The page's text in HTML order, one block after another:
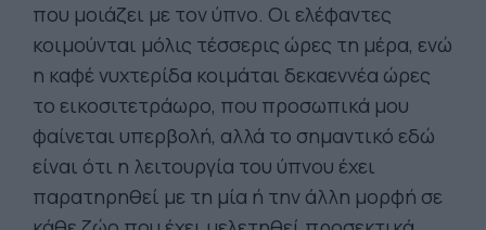
που μοιάζει με τον ύπνο. Οι ελέφαντες
κοιμούνται μόλις τέσσερις ώρες τη μέρα, ενώ
η καφέ νυχτερίδα κοιμάται δεκαεννέα ώρες
το εικοσιτετράωρο, που προσωπικά μου
φαίνεται υπερβολή, αλλά το σημαντικό εδώ
είναι ότι η λειτουργία του ύπνου έχει
παρατηρηθεί με τη μία ή την άλλη μορφή σε